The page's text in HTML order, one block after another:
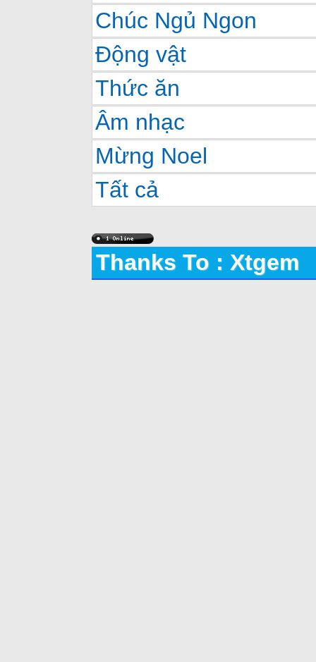
Chúc Ngủ Ngon
Động vật
Thức ăn
Âm nhạc
Mừng Noel
Tất cả
Thanks To : Xtgem